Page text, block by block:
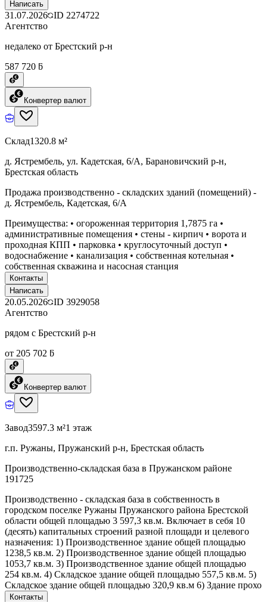
Написать
31.07.2026 ID 2274722
Агентство
недалеко от Брестский р-н
587 720 ƃ
Конвертер валют
Склад1320.8 м²
д. Ястрембель, ул. Кадетская, 6/А, Барановичский р-н,
Брестская область
Продажа производственно - складских зданий (помещений) -
д. Ястрембель, Кадетская, 6/А
Преимущества: • огороженная территория 1,7875 га •
административные помещения • стены - кирпич • ворота и
проходная КПП • парковка • круглосуточный доступ •
водоснабжение • канализация • собственная котельная •
собственная скважина и насосная станция
Контакты
Написать
20.05.2026 ID 3929058
Агентство
рядом с Брестский р-н
от 205 702 ƃ
Конвертер валют
Завод3597.3 м²1 этаж
г.п. Ружаны, Пружанский р-н, Брестская область
Производственно-складская база в Пружанском районе
191725
Производственно - складская база в собственность в
городском поселке Ружаны Пружанского района Брестской
области общей площадью 3 597,3 кв.м. Включает в себя 10
(десять) капитальных строений разной площади и целевого
назначения: 1) Производственное здание общей площадью
1238,5 кв.м. 2) Производственное здание общей площадью
1053,7 кв.м. 3) Производственное здание общей площадью
254 кв.м. 4) Складское здание общей площадью 557,5 кв.м. 5)
Складское здание общей площадью 320,9 кв.м 6) Здание прохо
Контакты